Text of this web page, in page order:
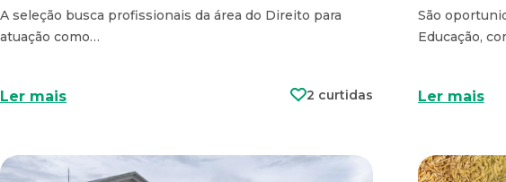
A seleção busca profissionais da área do Direito para
atuação como…
Ler mais 2 curtidas
São
Educação,
Ler mais